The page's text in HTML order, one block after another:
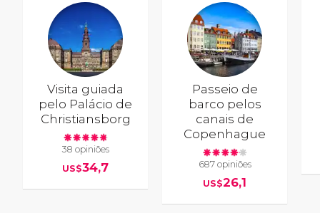
Visita guiada
pelo Palácio de
Christiansborg
38 opiniões
US$34,7
Passeio de
barco pelos
canais de
Copenhague
687 opiniões
US$26,1